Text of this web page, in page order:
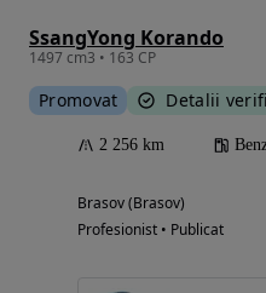
SsangYong Korando
1497 cm3 • 163 CP
Promovat Detalii
2 256 km
Brasov (Brasov)
Profesionist • Publicat